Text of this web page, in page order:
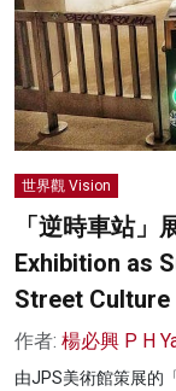
影片
名家榜
灼見活動
世界觀 Vision
「逆時車站
Exhibition as
Street Culture
作者: 楊必興 P H
由JPS美術館策展的